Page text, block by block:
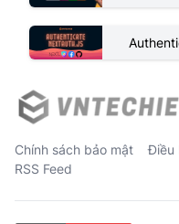
Chính sách bảo mật Điều
RSS Feed